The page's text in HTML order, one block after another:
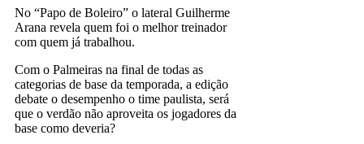
No “Papo de Boleiro” o lateral Guilherme
Arana revela quem foi o melhor treinador
com quem já trabalhou.
Com o Palmeiras na final de todas as
categorias de base da temporada, a edição
debate o desempenho o time paulista, será
que o verdão não aproveita os jogadores da
base como deveria?